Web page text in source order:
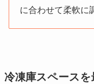
に合わせて柔軟に
冷凍庫スペースを